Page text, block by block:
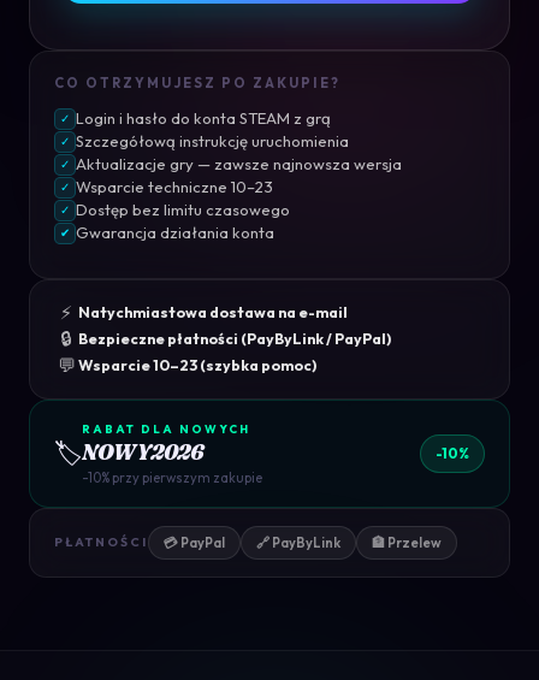
CO OTRZYMUJESZ PO ZAKUPIE?
✓ Login i hasło do konta STEAM z grą
✓ Szczegółową instrukcję uruchomienia
✓ Aktualizacje gry — zawsze najnowsza wersja
✓ Wsparcie techniczne 10–23
✓ Dostęp bez limitu czasowego
✔ Gwarancja działania konta
⚡ Natychmiastowa dostawa na e-mail
🔒 Bezpieczne płatności (PayByLink / PayPal)
💬 Wsparcie 10–23 (szybka pomoc)
🏷️
RABAT DLA NOWYCH
NOWY2026
-10% przy pierwszym zakupie
-10%
PŁATNOŚCI 💳 PayPal 🔗 PayByLink 🏦 Przelew